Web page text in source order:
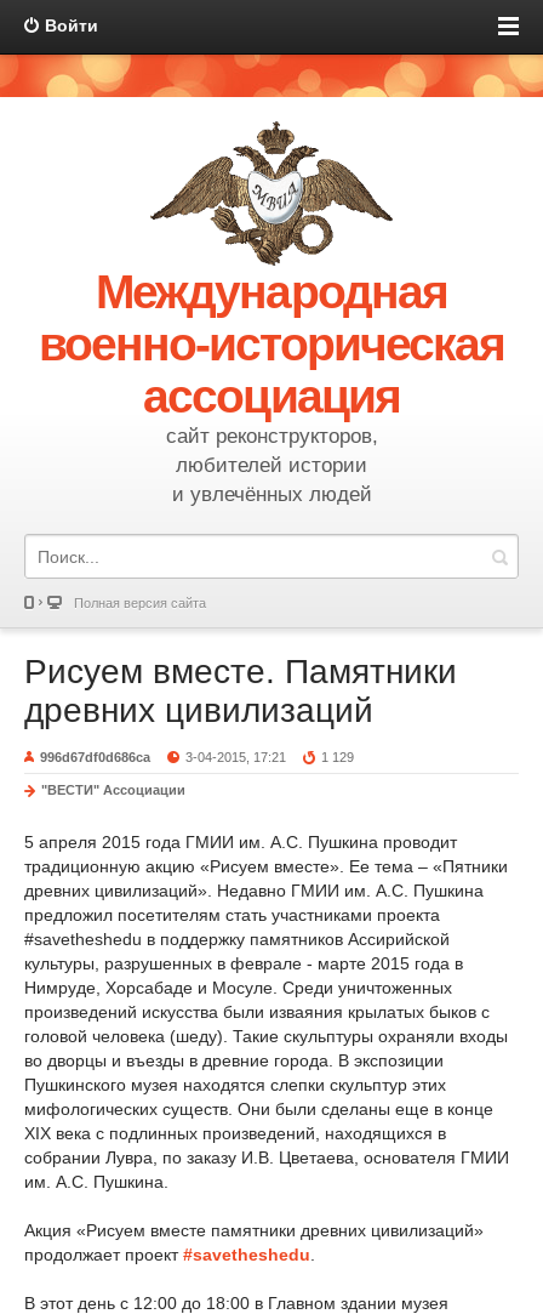
Войти
Международная
военно-историческая
ассоциация
сайт реконструкторов,
любителей истории
и увлечённых людей
Полная версия сайта
Рисуем вместе. Памятники
древних цивилизаций
996d67df0d686ca 3-04-2015, 17:21 1 129
"ВЕСТИ" Ассоциации
5 апреля 2015 года ГМИИ им. А.С. Пушкина проводит
традиционную акцию «Рисуем вместе». Ее тема – «Пятники
древних цивилизаций». Недавно ГМИИ им. А.С. Пушкина
предложил посетителям стать участниками проекта
#savetheshedu в поддержку памятников Ассирийской
культуры, разрушенных в феврале - марте 2015 года в
Нимруде, Хорсабаде и Мосуле. Среди уничтоженных
произведений искусства были изваяния крылатых быков с
головой человека (шеду). Такие скульптуры охраняли входы
во дворцы и въезды в древние города. В экспозиции
Пушкинского музея находятся слепки скульптур этих
мифологических существ. Они были сделаны еще в конце
XIX века с подлинных произведений, находящихся в
собрании Лувра, по заказу И.В. Цветаева, основателя ГМИИ
им. А.С. Пушкина.
Акция «Рисуем вместе памятники древних цивилизаций»
продолжает проект#savetheshedu
В этот день с 12:00 до 18:00 в Главном здании музея